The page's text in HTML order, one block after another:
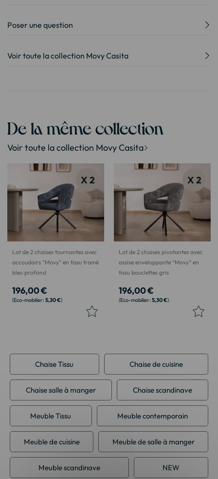
Poser une question
Voir toute la collection Movy Casita
De la même collection
Voir toute la collection Movy Casita
X 2
Lot de 2 chaises tournantes avec
accoudoirs “Movy” en tissu tramé
bleu profond
196,00 €
5,30 €
X 2
Lot de 2 chaises pivotantes avec
assise enveloppante “Movy” en
tissu bouclettes gris
196,00 €
5,30 €
Chaise Tissu Chaise de cuisine
Chaise salle à manger Chaise scandinave
Meuble Tissu Meuble contemporain
Meuble de cuisine Meuble de salle à manger
Meuble scandinave NEW